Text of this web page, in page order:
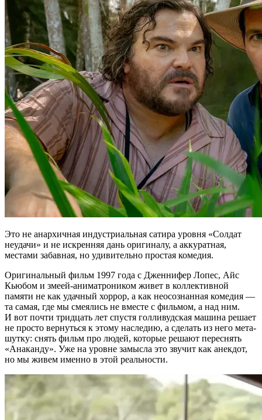
Это не анархичная индустриальная сатира уровня «Солдат
неудачи» и не искренняя дань оригиналу, а аккуратная,
местами забавная, но удивительно простая комедия.
Оригинальный фильм 1997 года с Дженнифер Лопес, Айс
Кьюбом и змеей-аниматроником живет в коллективной
памяти не как удачный хоррор, а как неосознанная комедия —
та самая, где мы смеялись не вместе с фильмом, а над ним.
И вот почти тридцать лет спустя голливудская машина решает
не просто вернуться к этому наследию, а сделать из него мета-
шутку: снять фильм про людей, которые решают переснять
«Анаканду». Уже на уровне замысла это звучит как анекдот,
но мы живем именно в этой реальности.